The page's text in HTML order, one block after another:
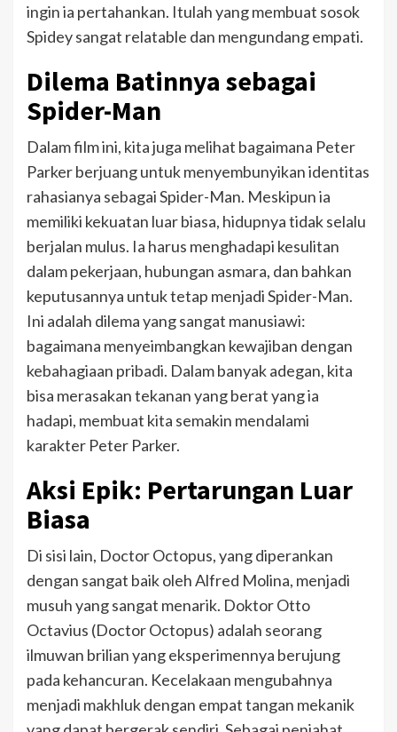
ingin ia pertahankan. Itulah yang membuat sosok
Spidey sangat relatable dan mengundang empati.
Dilema Batinnya sebagai
Spider-Man
Dalam film ini, kita juga melihat bagaimana Peter
Parker berjuang untuk menyembunyikan identitas
rahasianya sebagai Spider-Man. Meskipun ia
memiliki kekuatan luar biasa, hidupnya tidak selalu
berjalan mulus. Ia harus menghadapi kesulitan
dalam pekerjaan, hubungan asmara, dan bahkan
keputusannya untuk tetap menjadi Spider-Man.
Ini adalah dilema yang sangat manusiawi:
bagaimana menyeimbangkan kewajiban dengan
kebahagiaan pribadi. Dalam banyak adegan, kita
bisa merasakan tekanan yang berat yang ia
hadapi, membuat kita semakin mendalami
karakter Peter Parker.
Aksi Epik: Pertarungan Luar
Biasa
Di sisi lain, Doctor Octopus, yang diperankan
dengan sangat baik oleh Alfred Molina, menjadi
musuh yang sangat menarik. Doktor Otto
Octavius (Doctor Octopus) adalah seorang
ilmuwan brilian yang eksperimennya berujung
pada kehancuran. Kecelakaan mengubahnya
menjadi makhluk dengan empat tangan mekanik